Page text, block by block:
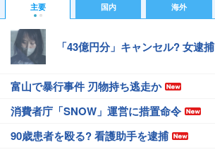
主要 国内 海外
「43億円分」キャンセル? 女逮捕
富山で暴行事件 刃物持ち逃走か
消費者庁「SNOW」運営に措置命令
90歳患者を殴る? 看護助手を逮捕